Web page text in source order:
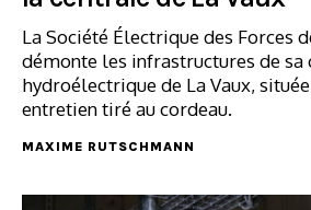
La Société Électrique des Forces
démonte les infrastructures de sa
hydroélectrique de La Vaux,
entretien tiré au cordeau.
MAXIME RUTSCHMANN